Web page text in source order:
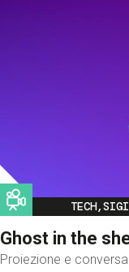
Image
Ghost in the
Proiezione e